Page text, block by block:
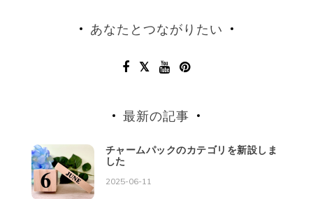
あなたとつながりたい
最新の記事
チャームパックのカテゴリを新設しま
した
2025-06-11